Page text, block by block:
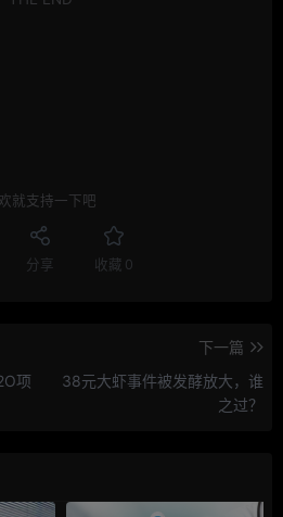
就支持一下吧
分享 收藏 0
项
下一篇
38元大虾事件被发酵放大，谁
之过？